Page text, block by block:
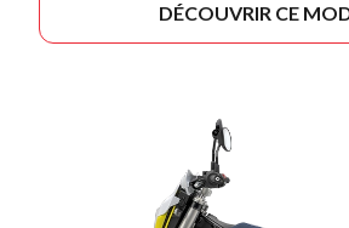
DÉCOUVRIR CE